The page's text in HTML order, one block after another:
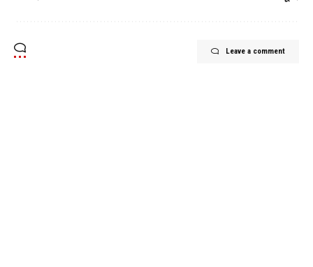
Leave a comment